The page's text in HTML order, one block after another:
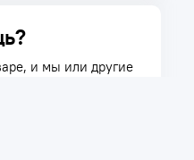
и мы или другие